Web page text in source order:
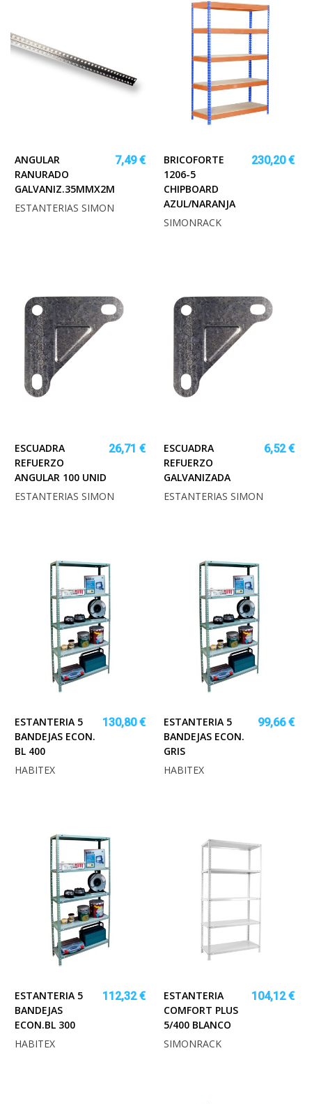
ANGULAR
RANURADO
GALVANIZ.35MMX2M
7,49 €
ESTANTERIAS SIMON
BRICOFORTE
1206-5
CHIPBOARD
AZUL/NARANJA
230,20 €
SIMONRACK
ESCUADRA
REFUERZO
ANGULAR 100 UNID
26,71 €
ESTANTERIAS SIMON
ESCUADRA
REFUERZO
GALVANIZADA
6,52 €
ESTANTERIAS SIMON
ESTANTERIA 5
BANDEJAS ECON.
BL 400
130,80 €
HABITEX
ESTANTERIA 5
BANDEJAS ECON.
GRIS
99,66 €
HABITEX
ESTANTERIA 5
BANDEJAS
ECON.BL 300
112,32 €
HABITEX
ESTANTERIA
COMFORT PLUS
5/400 BLANCO
104,12 €
SIMONRACK